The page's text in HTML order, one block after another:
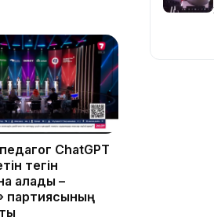
ChatGPT
тегін
алады –
партиясының